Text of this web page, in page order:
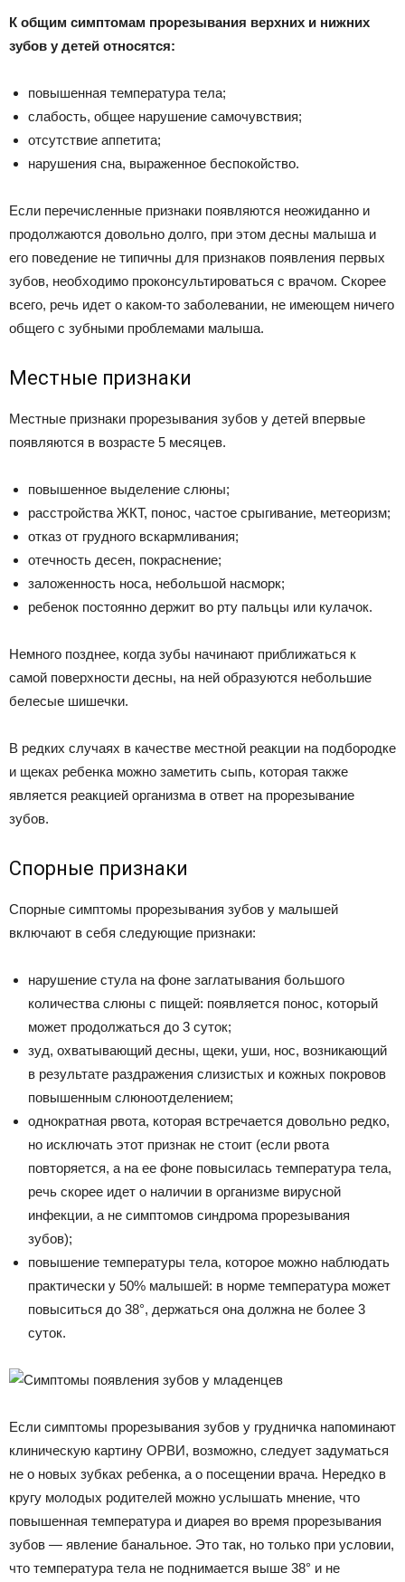
К общим симптомам прорезывания верхних и нижних
зубов у детей относятся:
повышенная температура тела;
слабость, общее нарушение самочувствия;
отсутствие аппетита;
нарушения сна, выраженное беспокойство.
Если перечисленные признаки появляются неожиданно и
продолжаются довольно долго, при этом десны малыша и
его поведение не типичны для признаков появления первых
зубов, необходимо проконсультироваться с врачом. Скорее
всего, речь идет о каком-то заболевании, не имеющем ничего
общего с зубными проблемами малыша.
Местные признаки
Местные признаки прорезывания зубов у детей впервые
появляются в возрасте 5 месяцев.
повышенное выделение слюны;
расстройства ЖКТ, понос, частое срыгивание, метеоризм;
отказ от грудного вскармливания;
отечность десен, покраснение;
заложенность носа, небольшой насморк;
ребенок постоянно держит во рту пальцы или кулачок.
Немного позднее, когда зубы начинают приближаться к
самой поверхности десны, на ней образуются небольшие
белесые шишечки.
В редких случаях в качестве местной реакции на подбородке
и щеках ребенка можно заметить сыпь, которая также
является реакцией организма в ответ на прорезывание
зубов.
Спорные признаки
Спорные симптомы прорезывания зубов у малышей
включают в себя следующие признаки:
нарушение стула на фоне заглатывания большого
количества слюны с пищей: появляется понос, который
может продолжаться до 3 суток;
зуд, охватывающий десны, щеки, уши, нос, возникающий
в результате раздражения слизистых и кожных покровов
повышенным слюноотделением;
однократная рвота, которая встречается довольно редко,
но исключать этот признак не стоит (если рвота
повторяется, а на ее фоне повысилась температура тела,
речь скорее идет о наличии в организме вирусной
инфекции, а не симптомов синдрома прорезывания
зубов);
повышение температуры тела, которое можно наблюдать
практически у 50% малышей: в норме температура может
повыситься до 38°, держаться она должна не более 3
суток.
Если симптомы прорезывания зубов у грудничка напоминают
клиническую картину ОРВИ, возможно, следует задуматься
не о новых зубках ребенка, а о посещении врача. Нередко в
кругу молодых родителей можно услышать мнение, что
повышенная температура и диарея во время прорезывания
зубов — явление банальное. Это так, но только при условии,
что температура тела не поднимается выше 38° и не